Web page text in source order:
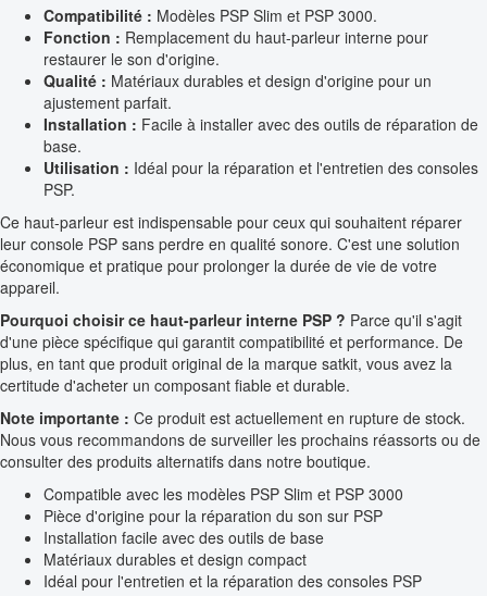
Compatibilité : Modèles PSP Slim et PSP 3000.
Fonction : Remplacement du haut-parleur interne pour
restaurer le son d'origine.
Qualité : Matériaux durables et design d'origine pour un
ajustement parfait.
Installation : Facile à installer avec des outils de réparation de
base.
Utilisation : Idéal pour la réparation et l'entretien des consoles
PSP.
Ce haut-parleur est indispensable pour ceux qui souhaitent réparer
leur console PSP sans perdre en qualité sonore. C'est une solution
économique et pratique pour prolonger la durée de vie de votre
appareil.
Pourquoi choisir ce haut-parleur interne PSP ? Parce qu'il s'agit
d'une pièce spécifique qui garantit compatibilité et performance. De
plus, en tant que produit original de la marque satkit, vous avez la
certitude d'acheter un composant fiable et durable.
Note importante : Ce produit est actuellement en rupture de stock.
Nous vous recommandons de surveiller les prochains réassorts ou de
consulter des produits alternatifs dans notre boutique.
Compatible avec les modèles PSP Slim et PSP 3000
Pièce d'origine pour la réparation du son sur PSP
Installation facile avec des outils de base
Matériaux durables et design compact
Idéal pour l'entretien et la réparation des consoles PSP